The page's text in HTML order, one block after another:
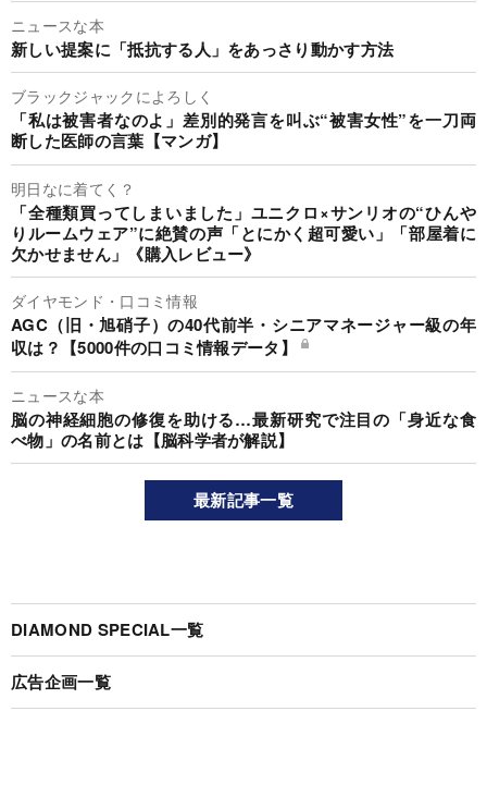
ニュースな本
新しい提案に「抵抗する人」をあっさり動かす方法
ブラックジャックによろしく
「私は被害者なのよ」差別的発言を叫ぶ“被害女性”を一刀両
断した医師の言葉【マンガ】
明日なに着てく？
「全種類買ってしまいました」ユニクロ×サンリオの“ひんや
りルームウェア”に絶賛の声「とにかく超可愛い」「部屋着に
欠かせません」《購入レビュー》
ダイヤモンド・口コミ情報
AGC（旧・旭硝子）の40代前半・シニアマネージャー級の年
収は？【5000件の口コミ情報データ】
ニュースな本
脳の神経細胞の修復を助ける…最新研究で注目の「身近な食
べ物」の名前とは【脳科学者が解説】
最新記事一覧
DIAMOND SPECIAL一覧
広告企画一覧